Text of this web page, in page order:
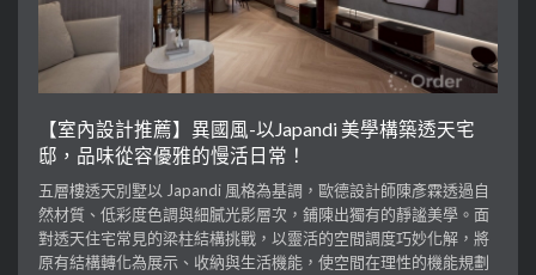
【室內設計推薦】異國風-以Japandi 美學構築透天宅
邸，品味從容優雅的慢活日常！
五層樓透天別墅以 Japandi 風格為基調，歐德設計師陳彥霖透過自
然材質、低彩度色調與細膩光影層次，鋪陳出獨有的靜謐美學。面
對透天住宅常見的梁柱結構挑戰，以靈活的空間調度巧妙化解，將
原有結構轉化為展示、收納與生活機能，使空間在理性的機能規劃